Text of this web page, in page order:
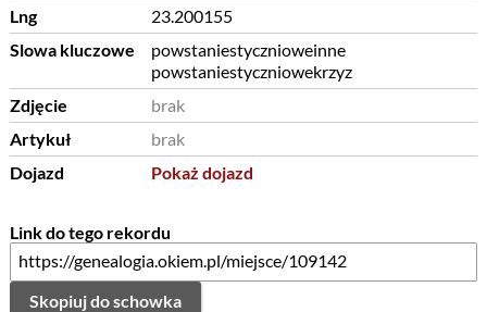
Lng
23.200155
Slowa kluczowe
powstaniestycznioweinne
powstaniestyczniowekrzyz
Zdjęcie
brak
Artykuł
brak
Dojazd
Pokaż dojazd
Link do tego rekordu
Skopiuj do schowka